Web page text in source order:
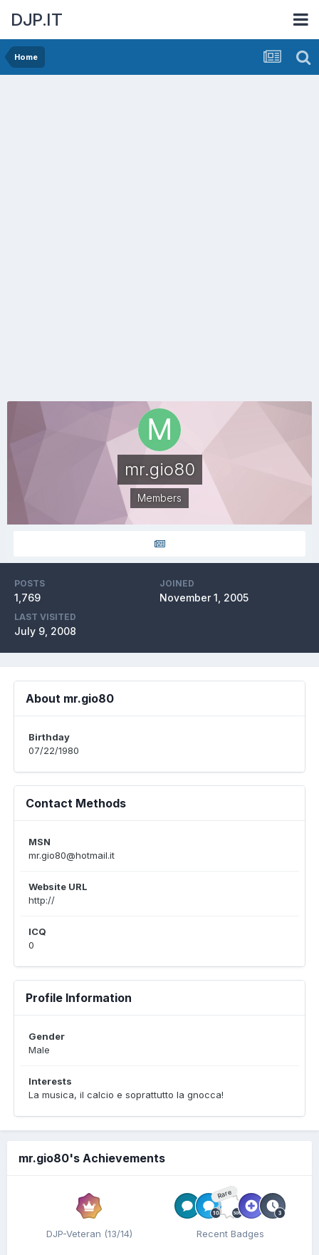
DJP.IT
Home
mr.gio80
Members
POSTS
1,769
JOINED
November 1, 2005
LAST VISITED
July 9, 2008
About mr.gio80
Birthday
07/22/1980
Contact Methods
MSN
mr.gio80@hotmail.it
Website URL
http://
ICQ
0
Profile Information
Gender
Male
Interests
La musica, il calcio e soprattutto la gnocca!
mr.gio80's Achievements
DJP-Veteran (13/14)
Rare
Recent Badges